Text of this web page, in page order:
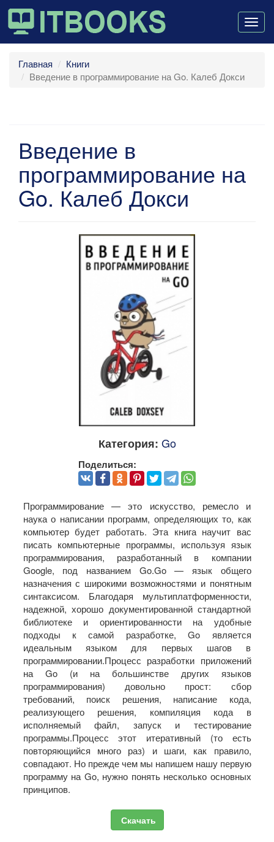
Главная
Книги
Введение в программирование на Go. Калеб Докси
Введение в
программирование на
Go. Калеб Докси
Категория: Go
Поделиться:
Программирование — это искусство, ремесло и
наука о написании программ, определяющих то, как
компьютер будет работать. Эта книга научит вас
писать компьютерные программы, используя язык
программирования, разработанный в компании
Google, под названием Go.Go — язык общего
назначения с широкими возможностями и понятным
синтаксисом. Благодаря мультиплатформенности,
надежной, хорошо документированной стандартной
библиотеке и ориентированности на удобные
подходы к самой разработке, Go является
идеальным языком для первых шагов в
программировании.Процесс разработки приложений
на Go (и на большинстве других языков
программирования) довольно прост: сбор
требований, поиск решения, написание кода,
реализующего решения, компиляция кода в
исполняемый файл, запуск и тестирование
программы.Процесс этот итеративный (то есть
повторяющийся много раз) и шаги, как правило,
совпадают. Но прежде чем мы напишем нашу первую
программу на Go, нужно понять несколько основных
принципов.
Скачать